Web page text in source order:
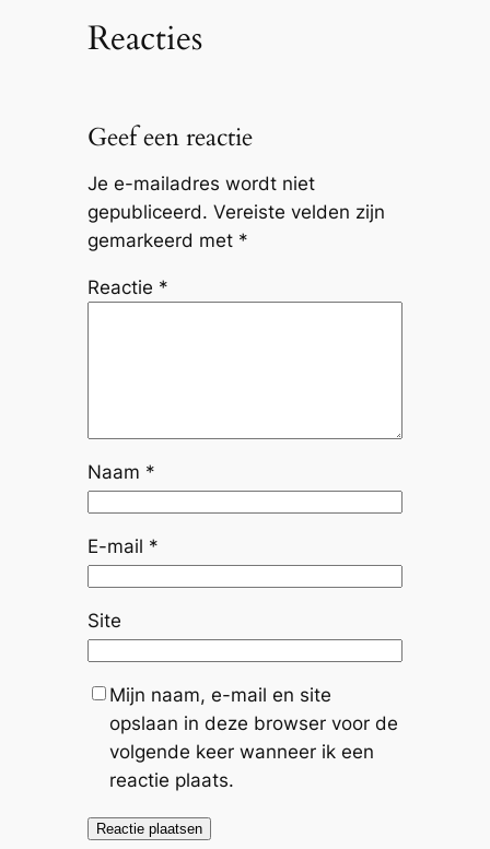
Reacties
Geef een reactie
Je e-mailadres wordt niet
gepubliceerd. Vereiste velden zijn
gemarkeerd met *
Reactie *
Naam *
E-mail *
Site
Mijn naam, e-mail en site
opslaan in deze browser voor de
volgende keer wanneer ik een
reactie plaats.